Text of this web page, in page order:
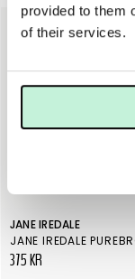
provided to them
of their services.
JANE IREDALE
375 KR